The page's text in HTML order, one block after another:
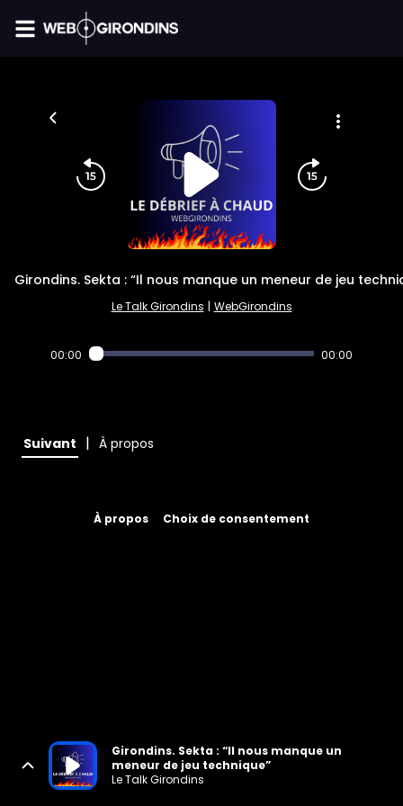
Girondins. Sekta : “Il nous manque un meneur de jeu
Le Talk Girondins | WebGirondins
00:00 00:00
Suivant | À propos
À propos Choix de consentement
Girondins. Sekta : “Il nous manque un
meneur de jeu technique”
Le Talk Girondins